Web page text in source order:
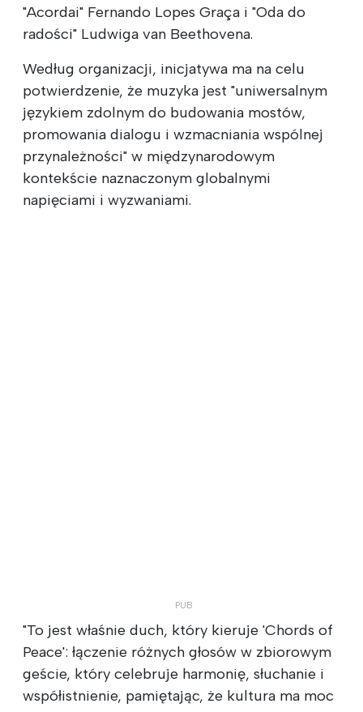
"Acordai" Fernando Lopes Graça i "Oda do
radości" Ludwiga van Beethovena.
Według organizacji, inicjatywa ma na celu
potwierdzenie, że muzyka jest "uniwersalnym
językiem zdolnym do budowania mostów,
promowania dialogu i wzmacniania wspólnej
przynależności" w międzynarodowym
kontekście naznaczonym globalnymi
napięciami i wyzwaniami.
"To jest właśnie duch, który kieruje 'Chords of
Peace': łączenie różnych głosów w zbiorowym
geście, który celebruje harmonię, słuchanie i
współistnienie, pamiętając, że kultura ma moc